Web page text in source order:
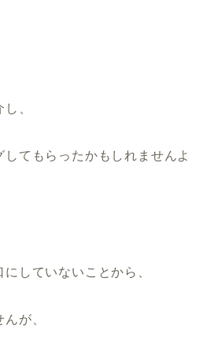
、
てもらったかもしれませんよ
していないことから、
が、